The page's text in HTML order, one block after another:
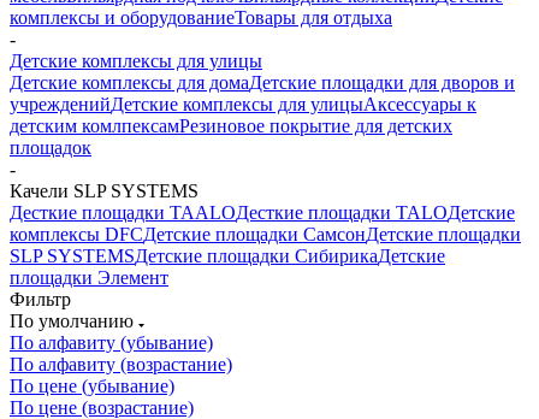
комплексы и оборудованиеТовары для отдыха
-
Детские комплексы для улицы
Детские комплексы для домаДетские площадки для дворов и
учрежденийДетские комплексы для улицыАксессуары к
детским комлпексамРезиновое покрытие для детских
площадок
-
Качели SLP SYSTEMS
Десткие площадки TAALOДесткие площадки TALOДетские
комплексы DFCДетские площадки СамсонДетские площадки
SLP SYSTEMSДетские площадки СибирикаДетские
площадки Элемент
Фильтр
По умолчанию
По алфавиту (убывание)
По алфавиту (возрастание)
По цене (убывание)
По цене (возрастание)